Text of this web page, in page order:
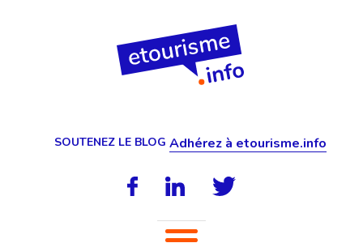
SOUTENEZ LE BLOG Adhérez à etourisme.info